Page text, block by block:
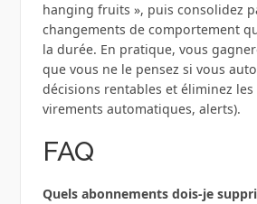
hanging fruits », puis consolidez
changements de comportement
la durée. En pratique, vous
que vous ne le pensez si vous
décisions rentables et éliminez
virements automatiques, alerts).
FAQ
Quels abonnements dois‑je